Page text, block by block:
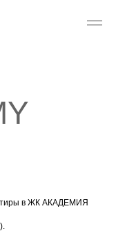
в ЖК АКАДЕМИЯ